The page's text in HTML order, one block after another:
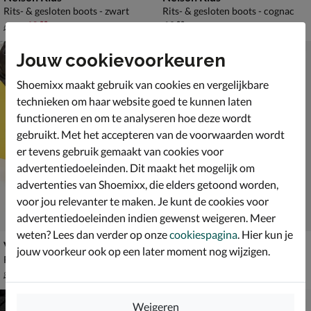
Rits- & gesloten boots - zwart
van € 69,99 voor € 48,99
69 48,99
Rits- & gesloten boots - cognac
€ 69,99
69,99
Vingino Jodie
Rits- & gesloten boots - zwart
van € 89,99 vanaf € 55,99
89
Shoesme
Rits- & gesloten boots - zwart
Jouw cookievoorkeuren
Shoemixx maakt gebruik van cookies en vergelijkbare
technieken om haar website goed te kunnen laten
functioneren en om te analyseren hoe deze wordt
gebruikt. Met het accepteren van de voorwaarden wordt
er tevens gebruik gemaakt van cookies voor
advertentiedoeleinden. Dit maakt het mogelijk om
advertenties van Shoemixx, die elders getoond worden,
voor jou relevanter te maken. Je kunt de cookies voor
advertentiedoeleinden indien gewenst weigeren. Meer
weten? Lees dan verder op onzecookiespagina. Hier kun je
jouw voorkeur ook op een later moment nog wijzigen.
Weigeren